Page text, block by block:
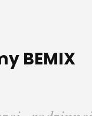
BEMIX